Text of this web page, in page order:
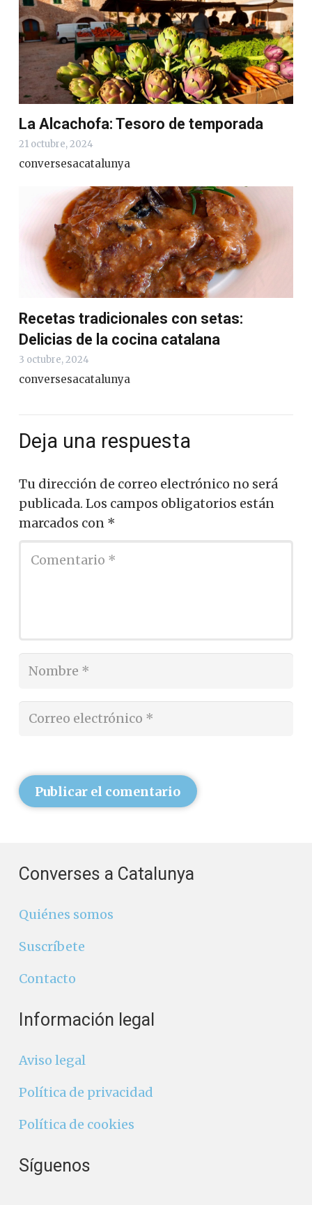
La Alcachofa: Tesoro de temporada
21 octubre, 2024
conversesacatalunya
Recetas tradicionales con setas:
Delicias de la cocina catalana
3 octubre, 2024
conversesacatalunya
Deja una respuesta
Tu dirección de correo electrónico no será
publicada. Los campos obligatorios están
marcados con *
Publicar el comentario
Converses a Catalunya
Quiénes somos
Suscríbete
Contacto
Información legal
Aviso legal
Política de privacidad
Política de cookies
Síguenos